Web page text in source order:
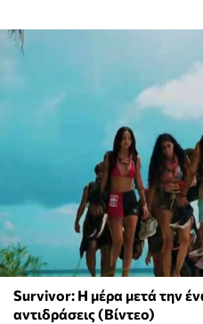
Survivor: Η μέρα μετά την
αντιδράσεις (Βίντεο)